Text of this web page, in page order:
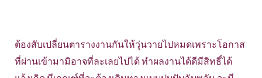
ต้องสับเปลี่ยนตารางงานกันให้วุ่นวายไปหมดเพราะโอกาส
ที่ผ่านเข้ามามิอาจที่ละเลยไปได้ ทำผลงานได้ดีมีสิทธิ์ได้